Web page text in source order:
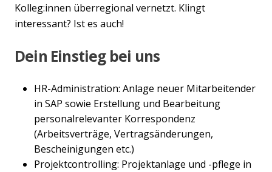
Kolleg:innen überregional vernetzt. Klingt
interessant? Ist es auch!
Dein Einstieg bei uns
HR-Administration: Anlage neuer Mitarbeitender
in SAP sowie Erstellung und Bearbeitung
personalrelevanter Korrespondenz
(Arbeitsverträge, Vertragsänderungen,
Bescheinigungen etc.)
Projektcontrolling: Projektanlage und -pflege in